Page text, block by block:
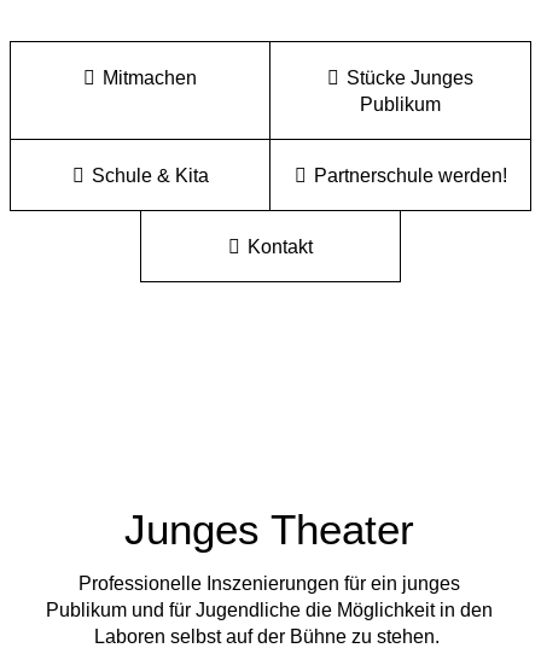
Mitmachen
Stücke Junges
Publikum
Schule & Kita Partnerschule werden!
Kontakt
Junges Theater
Professionelle Inszenierungen für ein junges
Publikum und für Jugendliche die Möglichkeit in den
Laboren selbst auf der Bühne zu stehen.